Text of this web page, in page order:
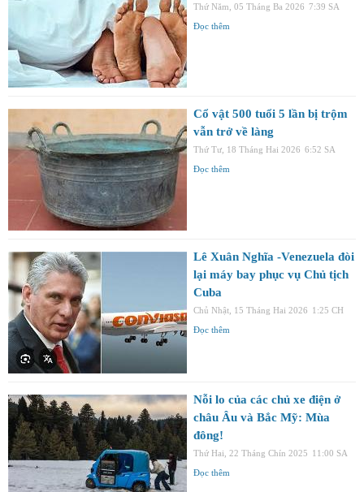
Thứ Năm, 05 Tháng Ba 2026 7:39 SA
Đọc thêm
Cổ vật 500 tuổi 5 lần bị trộm
vẫn trở về làng
Thứ Tư, 18 Tháng Hai 2026 6:52 SA
Đọc thêm
Lê Xuân Nghĩa -Venezuela đòi
lại máy bay phục vụ Chủ tịch
Cuba
Chủ Nhật, 15 Tháng Hai 2026 1:25 CH
Đọc thêm
Nỗi lo của các chủ xe điện ở
châu Âu và Bắc Mỹ: Mùa
đông!
Thứ Hai, 22 Tháng Chín 2025 11:00 SA
Đọc thêm